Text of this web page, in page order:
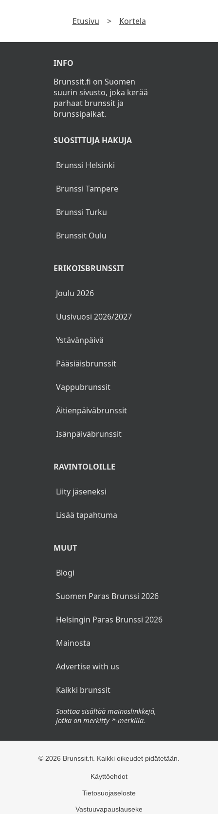
Etusivu > Kortela
INFO
Brunssit.fi on Suomen
suurin sivusto, joka kerää
parhaat brunssit ja
brunssipaikat.
SUOSITTUJA HAKUJA
Brunssi Helsinki
Brunssi Tampere
Brunssi Turku
Brunssit Oulu
ERIKOISBRUNSSIT
Joulu 2026
Uusivuosi 2026/2027
Ystävänpäivä
Pääsiäisbrunssit
Vappubrunssit
Äitienpäiväbrunssit
Isänpäiväbrunssit
RAVINTOLOILLE
Liity jäseneksi
Lisää tapahtuma
MUUT
Blogi
Suomen Paras Brunssi 2026
Helsingin Paras Brunssi 2026
Mainosta
Advertise with us
Kaikki brunssit
Saattaa sisältää mainoslinkkejä,
jotka on merkitty *-merkillä.
© 2026 Brunssit.fi. Kaikki oikeudet pidätetään.
Käyttöehdot
Tietosuojaseloste
Vastuuvapauslauseke